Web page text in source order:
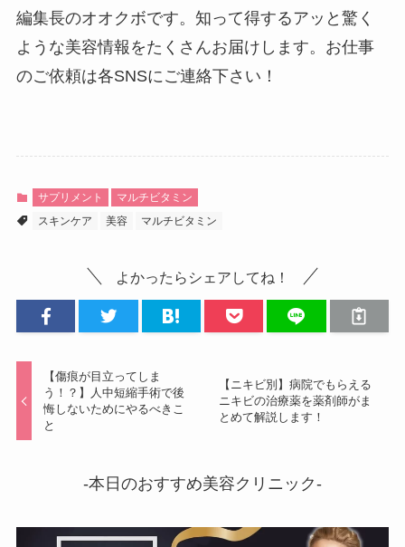
編集長のオオクボです。知って得するアッと驚く
ような美容情報をたくさんお届けします。お仕事
のご依頼は各SNSにご連絡下さい！
サプリメント
マルチビタミン
スキンケア
美容 マルチビタミン
よかったらシェアしてね！
【傷痕が目立ってしま
う！？】人中短縮手術で後
悔しないためにやるべきこ
と
【ニキビ別】病院でもらえる
ニキビの治療薬を薬剤師がま
とめて解説します！
-本日のおすすめ美容クリニック-